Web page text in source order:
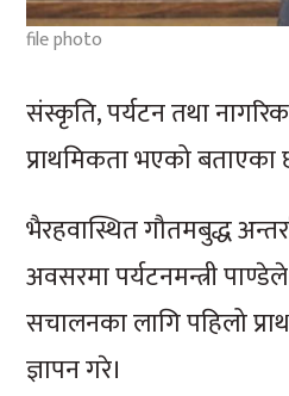
file photo
संस्कृति, पर्यटन तथा नागरिक
प्राथमिकता भएको बताएका
भैरहवास्थित गौतमबुद्ध
अवसरमा पर्यटनमन्त्री
सचालनका लागि पहिलो
ज्ञापन गरे।